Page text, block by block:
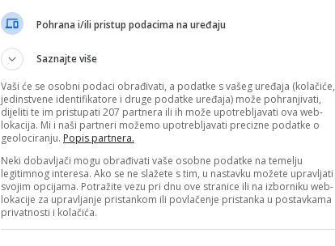
Pohrana i/ili pristup podacima na uređaju
Saznajte više
Vaši će se osobni podaci obrađivati, a podatke s vašeg uređaja (kolačiće,
jedinstvene identifikatore i druge podatke uređaja) može pohranjivati,
dijeliti te im pristupati 207 partnera ili ih može upotrebljavati ova web-
lokacija. Mi i naši partneri možemo upotrebljavati precizne podatke o
geolociranju. Popis partnera.
Neki dobavljači mogu obrađivati vaše osobne podatke na temelju
legitimnog interesa. Ako se ne slažete s tim, u nastavku možete upravljati
svojim opcijama. Potražite vezu pri dnu ove stranice ili na izborniku web-
lokacije za upravljanje pristankom ili povlačenje pristanka u postavkama
privatnosti i kolačića.